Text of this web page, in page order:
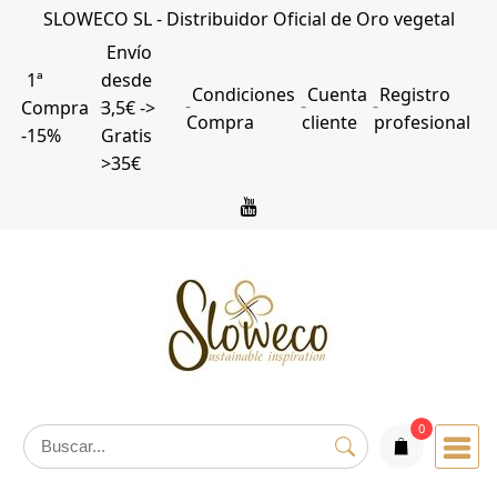
Saltar
contenido
SLOWECO SL - Distribuidor Oficial de Oro vegetal
1ª
Compra
-15%
Envío
desde
3,5€ ->
Gratis
>35€
Condiciones
Compra
Cuenta
cliente
Registro
profesional
0
articulos